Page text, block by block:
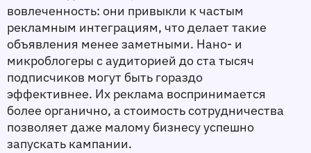
вовлеченность: они привыкли к частым
рекламным интеграциям, что делает такие
объявления менее заметными. Нано- и
микроблогеры с аудиторией до ста тысяч
подписчиков могут быть гораздо
эффективнее. Их реклама воспринимается
более органично, а стоимость сотрудничества
позволяет даже малому бизнесу успешно
запускать кампании.